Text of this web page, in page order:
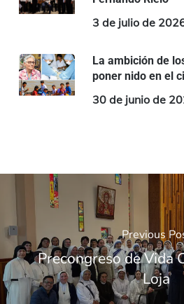
3 de julio de
La ambición de
poner nido en el
30 de junio de
Previous
Precongreso de Vida
Loja